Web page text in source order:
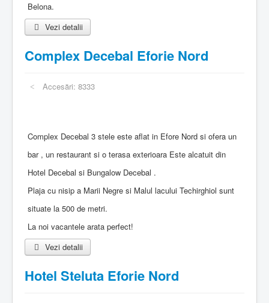
Belona.
Vezi detalii
Complex Decebal Eforie Nord
Accesări: 8333
Complex Decebal 3 stele este aflat in Efore Nord si ofera un
bar , un restaurant si o terasa exterioara Este alcatuit din
Hotel Decebal si Bungalow Decebal .
Plaja cu nisip a Marii Negre si Malul lacului Techirghiol sunt
situate la 500 de metri.
La noi vacantele arata perfect!
Vezi detalii
Hotel Steluta Eforie Nord